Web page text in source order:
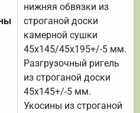
нижняя обвязки из
строганой доски
камерной сушки
45х145/45х195+/-5 мм.
Разгрузочный ригель
из строганой доски
45х145+/-5 мм.
Укосины из строганой